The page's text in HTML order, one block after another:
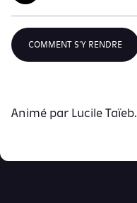
COMMENT S'Y RENDRE
Animé par Lucile Taïeb.